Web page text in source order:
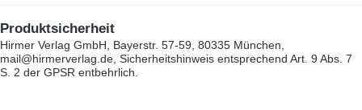
Produktsicherheit
Hirmer Verlag GmbH, Bayerstr. 57-59, 80335 München,
mail@hirmerverlag.de, Sicherheitshinweis entsprechend Art. 9 Abs. 7
S. 2 der GPSR entbehrlich.